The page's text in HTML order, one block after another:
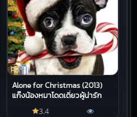
หนัง
HD
Alone for Christmas (2013)
แก๊งน้องหมาโดดเดี่ยวผู้น่ารัก
3.4